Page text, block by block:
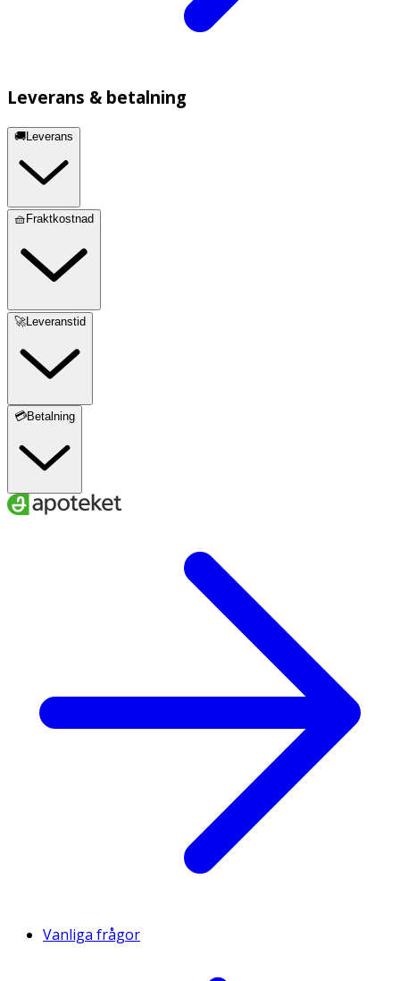
Leverans & betalning
🚚Leverans
🧺Fraktkostnad
🚀Leveranstid
💳Betalning
Vanliga frågor